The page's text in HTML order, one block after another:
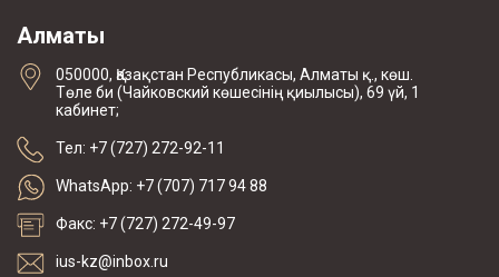
Алматы
050000, Қазақстан Республикасы, Алматы қ., көш.
Төле би (Чайковский көшесінің қиылысы), 69 үй, 1
кабинет;
Тел: +7 (727) 272-92-11
WhatsApp: +7 (707) 717 94 88
Факс: +7 (727) 272-49-97
ius-kz@inbox.ru